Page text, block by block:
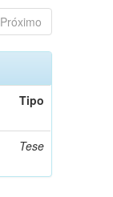
Próximo
Tipo
Tese